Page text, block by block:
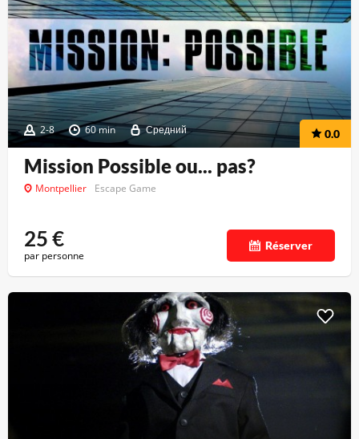
2-8 60 min Средний 0.0
Mission Possible ou... pas?
Montpellier Escape Game
25€
par personne
Réserver